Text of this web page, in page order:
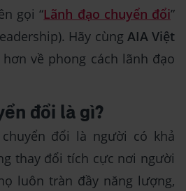
gọi “Lãnh đạo chuyển đổi”
Hãy cùng AIA Việt
về phong cách lãnh đạo
đổi là gì?
đổi là người có khả
thay đổi tích cực nơi người
luôn tràn đầy năng lượng,